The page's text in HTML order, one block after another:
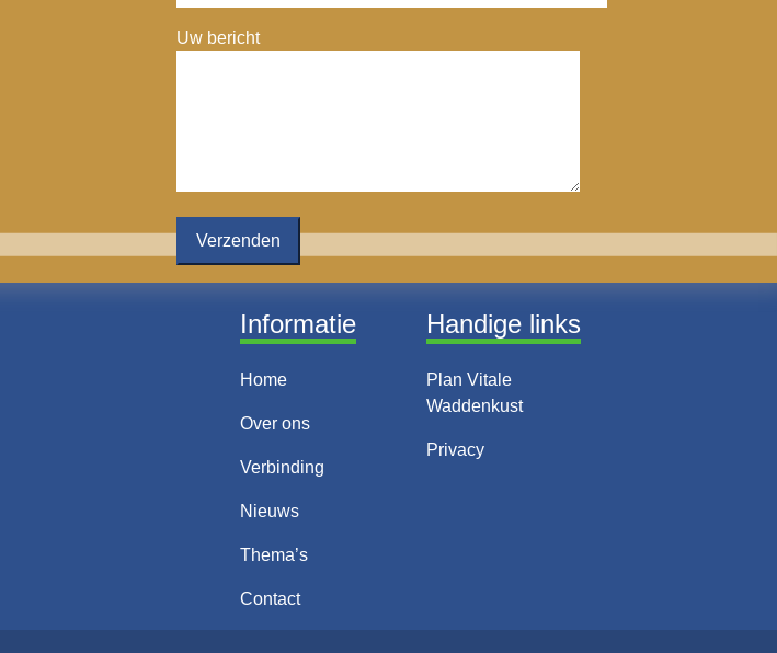
Uw bericht
Informatie
Home
Over ons
Verbinding
Nieuws
Thema’s
Contact
Handige links
Plan Vitale
Waddenkust
Privacy